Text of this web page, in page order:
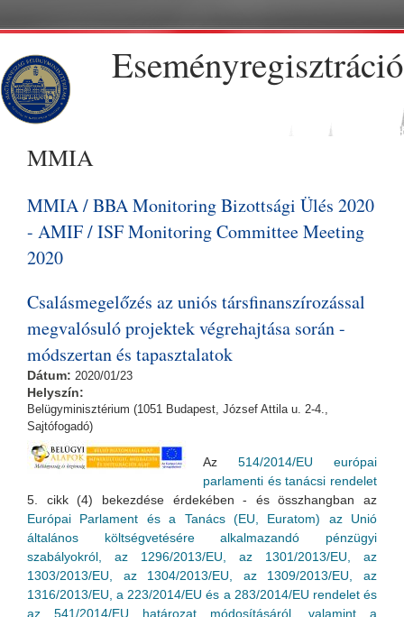
Eseményregisztráció
MMIA
MMIA / BBA Monitoring Bizottsági Ülés 2020
- AMIF / ISF Monitoring Committee Meeting
2020
Csalásmegelőzés az uniós társfinanszírozással
megvalósuló projektek végrehajtása során -
módszertan és tapasztalatok
Dátum: 2020/01/23
Helyszín:
Belügyminisztérium (1051 Budapest, József Attila u. 2-4.,
Sajtófogadó)
Az 514/2014/EU európai
parlamenti és tanácsi rendelet
5. cikk (4) bekezdése érdekében - és összhangban az
Európai Parlament és a Tanács (EU, Euratom) az Unió
általános költségvetésére alkalmazandó pénzügyi
szabályokról, az 1296/2013/EU, az 1301/2013/EU, az
1303/2013/EU, az 1304/2013/EU, az 1309/2013/EU, az
1316/2013/EU, a 223/2014/EU és a 283/2014/EU rendelet és
az 541/2014/EU határozat módosításáról, valamint a